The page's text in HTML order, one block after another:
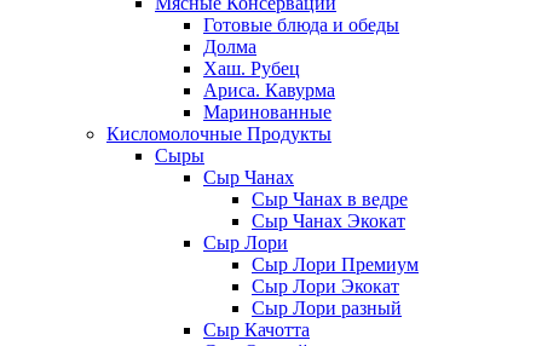
Готовые блюда и обеды
Долма
Хаш. Рубец
Ариса. Кавурма
Маринованные
Кисломолочные Продукты
Сыры
Сыр Чанах
Сыр Чанах в ведре
Сыр Чанах Экокат
Сыр Лори
Сыр Лори Премиум
Сыр Лори Экокат
Сыр Лори разный
Сыр Качотта